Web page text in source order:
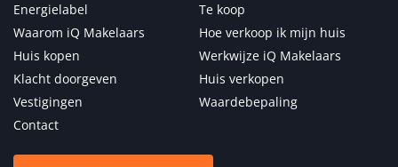
Energielabel
Te koop
Waarom iQ Makelaars
Hoe verkoop ik mijn huis
Huis kopen
Werkwijze iQ Makelaars
Klacht doorgeven
Huis verkopen
Vestigingen
Waardebepaling
Contact